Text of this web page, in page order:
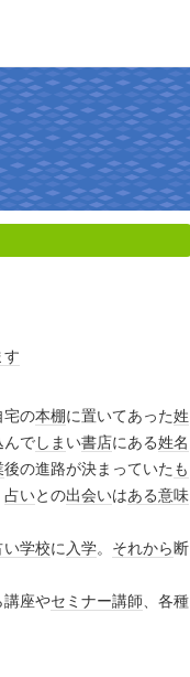
す
宅の本棚に置いてあった姓
んでしま い書店にある姓名
後の進路が決まっていた も
占いとの出会いはある意味
い学校に入学。 それから断
講座やセミナー講師、各種